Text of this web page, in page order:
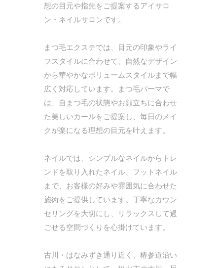
想の目元や指先をご提案するアイサロ
ン・ネイルサロンです。
まつ毛エクステでは、目元の印象やライ
フスタイルに合わせて、自然なデザイン
から華やかなボリュームスタイルまで幅
広く対応しています。まつ毛パーマで
は、自まつ毛の状態やお顔立ちに合わせ
た美しいカールをご提案し、毎日のメイ
クが楽になる理想の目元を叶えます。
ネイルでは、シンプルなネイルからトレ
ンドを取り入れたネイル、フットネイル
まで、お客様の好みや雰囲気に合わせた
施術をご提供しています。丁寧なカウン
セリングを大切にし、リラックスして過
ごせる空間づくりを心掛けています。
古川・はなみずき通り近く、椿参道沿い